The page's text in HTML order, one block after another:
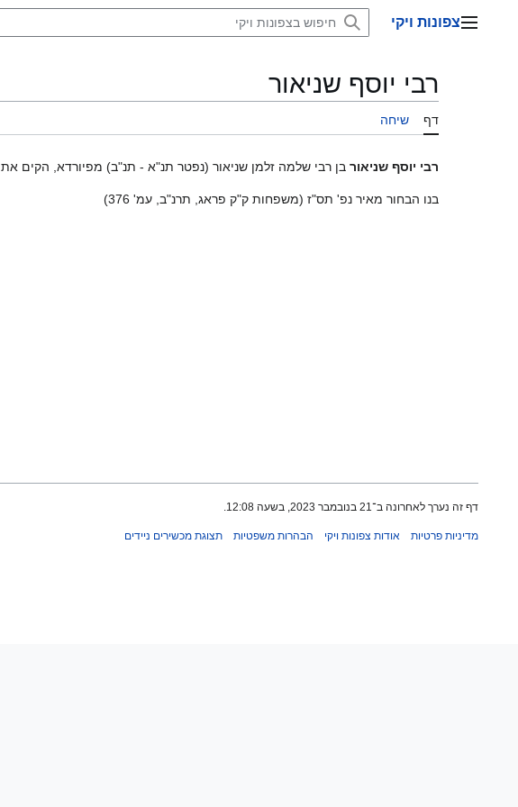
תפריט ראשיצפונות ויקי
רבי יוסף שניאור
דף שיחה
רבי יוסף שניאור בן רבי שלמה זלמן שניאור (נפטר תנ"א - תנ"ב) מפיורדא, הקים את
בנו הבחור מאיר נפ' תס"ז (משפחות ק"ק פראג, תרנ"ב, עמ' 376)
דף זה נערך לאחרונה ב־21 בנובמבר 2023, בשעה 12:08.
מדיניות פרטיות אודות צפונות ויקי הבהרות משפטיות תצוגת מכשירים ניידים